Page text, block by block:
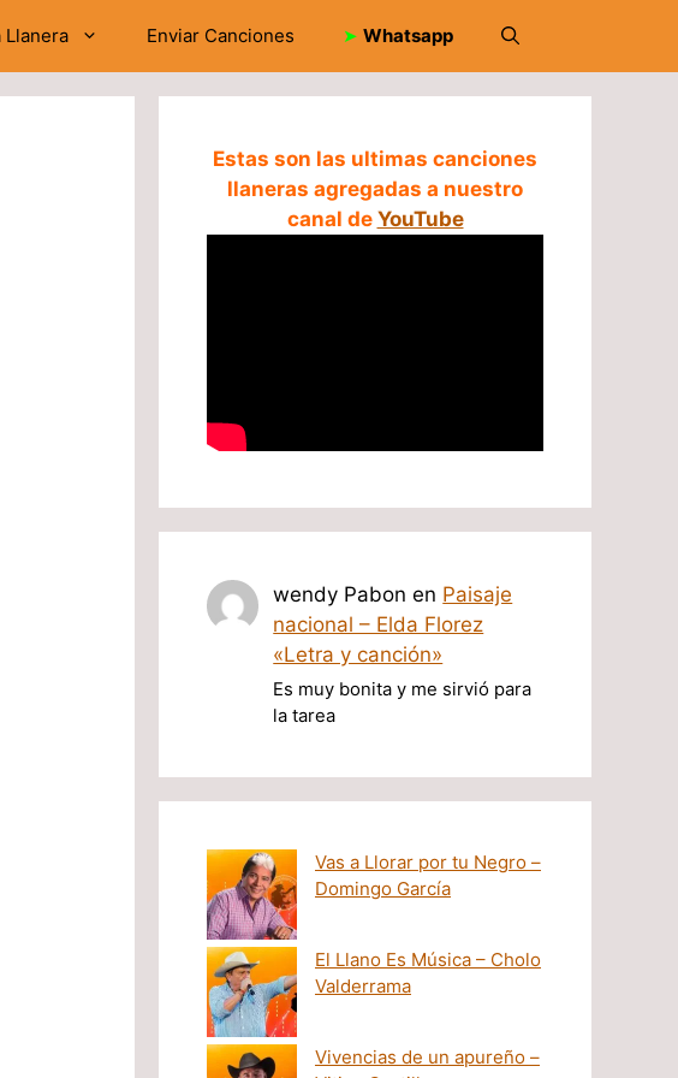
Llanera Enviar Canciones ➤ Whatsapp
Estas son las ultimas canciones
llaneras agregadas a nuestro
canal de YouTube
wendy Pabon en Paisaje
nacional – Elda Florez
«Letra y canción»
Es muy bonita y me sirvió para
la tarea
Vas a Llorar por tu Negro –
Domingo García
El Llano Es Música – Cholo
Valderrama
Vivencias de un apureño –